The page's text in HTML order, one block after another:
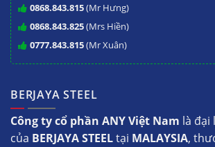
0868.843.815(Mr Hưng)
0868.843.825(Mrs Hiền)
0777.843.815(Mr Xuân)
BERJAYA STEEL
Công ty cổ phần ANY Việt Nam là đại
của BERJAYA STEELtại MALAYSIA,